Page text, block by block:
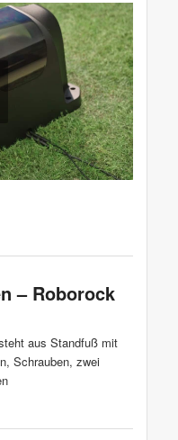
– Roborock
aus Standfuß mit
Schrauben, zwei